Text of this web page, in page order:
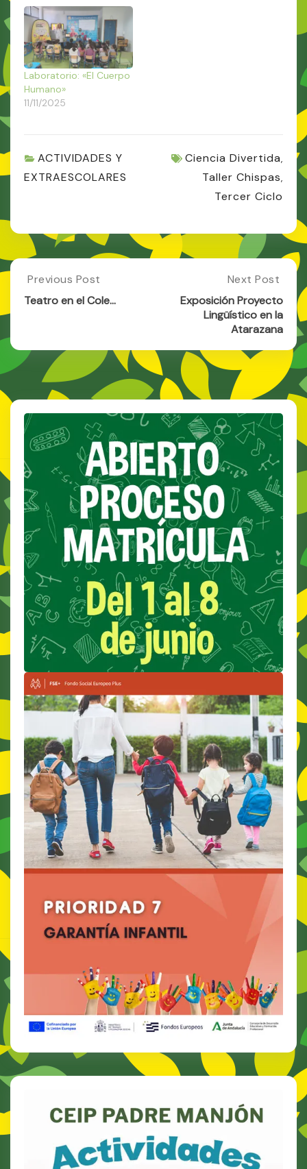
Laboratorio: «El Cuerpo
Humano»
11/11/2025
ACTIVIDADES Y
EXTRAESCOLARES
Ciencia Divertida,
Taller Chispas,
Tercer Ciclo
Post
navigation
Previous
Post:
Cole…
Previous Post
Teatro en el Cole…
Next
Post:
Exposición
Proyecto
En
La
Atarazana
Next Post
Exposición Proyecto
Lingüístico en la
Atarazana